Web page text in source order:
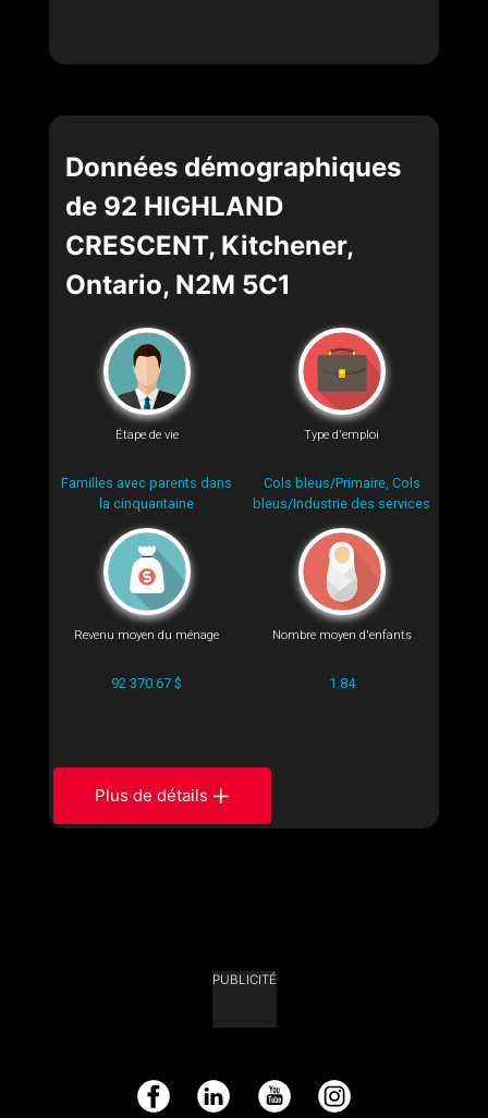
Données démographiques
de 92 HIGHLAND
CRESCENT, Kitchener,
Ontario, N2M 5C1
Étape de vie
Familles avec parents dans
la cinquantaine
Type d'emploi
Cols bleus/Primaire, Cols
bleus/Industrie des services
Revenu moyen du ménage
92 370.67 $
Nombre moyen d'enfants
1.84
Plus de détails
PUBLICITÉ
Facebook LinkedIn YouTube Instagram